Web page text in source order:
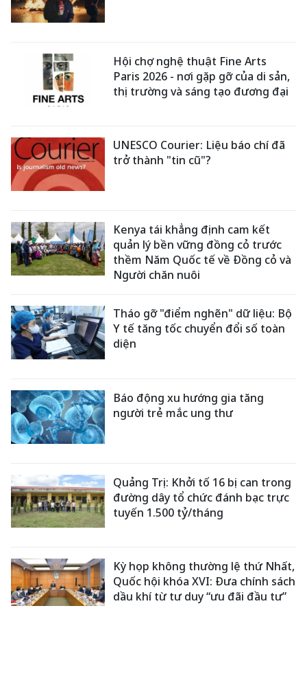
Hội chợ nghệ thuật Fine Arts
Paris 2026 - nơi gặp gỡ của di sản,
thị trường và sáng tạo đương đại
UNESCO Courier: Liệu báo chí đã
trở thành "tin cũ"?
Kenya tái khẳng định cam kết
quản lý bền vững đồng cỏ trước
thềm Năm Quốc tế về Đồng cỏ và
Người chăn nuôi
Tháo gỡ "điểm nghẽn" dữ liệu: Bộ
Y tế tăng tốc chuyển đổi số toàn
diện
Báo động xu hướng gia tăng
người trẻ mắc ung thư
Quảng Trị: Khởi tố 16 bị can trong
đường dây tổ chức đánh bạc trực
tuyến 1.500 tỷ/tháng
Kỳ họp không thường lệ thứ Nhất,
Quốc hội khóa XVI: Đưa chính sách
dầu khí từ tư duy “ưu đãi đầu tư”